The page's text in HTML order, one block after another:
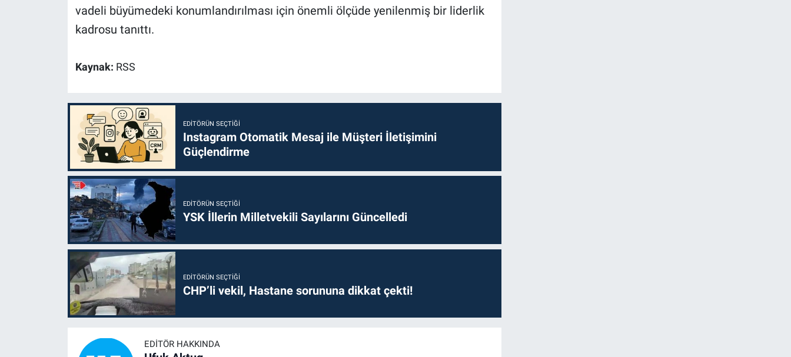
vadeli büyümedeki konumlandırılması için önemli ölçüde yenilenmiş bir liderlik
kadrosu tanıttı.
Kaynak: RSS
EDITÖRÜN SEÇTIĞI
Instagram Otomatik Mesaj ile Müşteri İletişimini
Güçlendirme
EDITÖRÜN SEÇTIĞI
YSK İllerin Milletvekili Sayılarını Güncelledi
EDITÖRÜN SEÇTIĞI
CHP’li vekil, Hastane sorununa dikkat çekti!
EDITÖR HAKKINDA